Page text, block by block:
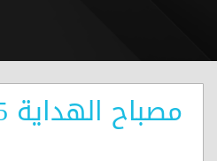
مصباح الهداية 205 -